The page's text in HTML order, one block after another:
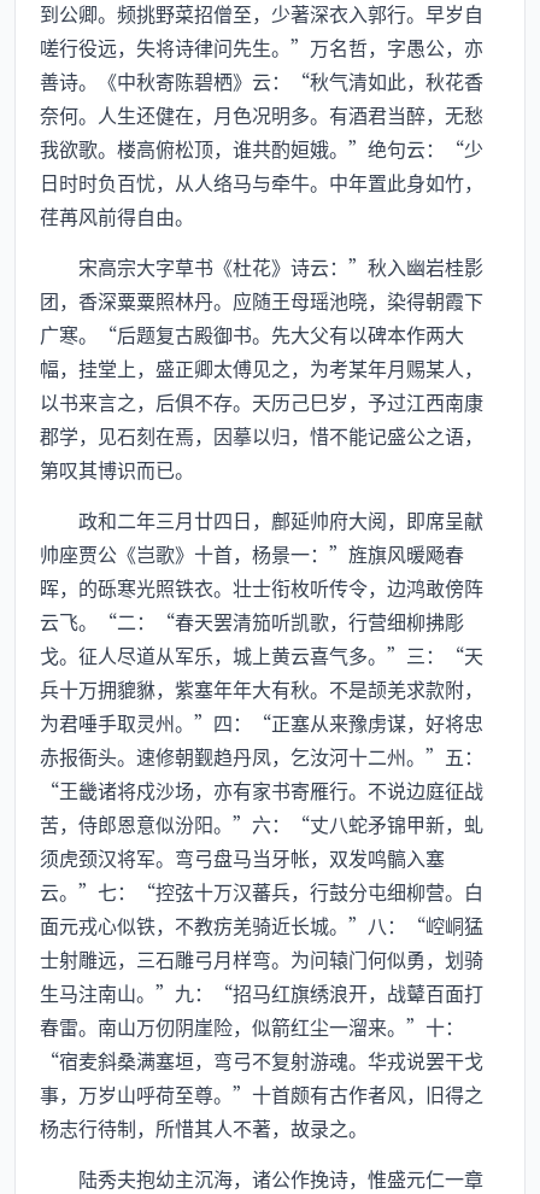
到公卿。频挑野菜招僧至，少著深衣入郭行。早岁自
嗟行役远，失将诗律问先生。”万名哲，字愚公，亦
善诗。《中秋寄陈碧栖》云：“秋气清如此，秋花香
奈何。人生还健在，月色况明多。有酒君当醉，无愁
我欲歌。楼高俯松顶，谁共酌姮娥。”绝句云：“少
日时时负百忧，从人络马与牵牛。中年置此身如竹，
荏苒风前得自由。
宋高宗大字草书《杜花》诗云：”秋入幽岩桂影
团，香深粟粟照林丹。应随王母瑶池晓，染得朝霞下
广寒。“后题复古殿御书。先大父有以碑本作两大
幅，挂堂上，盛正卿太傅见之，为考某年月赐某人，
以书来言之，后俱不存。天历己巳岁，予过江西南康
郡学，见石刻在焉，因摹以归，惜不能记盛公之语，
第叹其博识而已。
政和二年三月廿四日，鄜延帅府大阅，即席呈献
帅座贾公《岂歌》十首，杨景一：”旌旗风暖飏春
晖，的砾寒光照铁衣。壮士衔枚听传令，边鸿敢傍阵
云飞。“二：“春天罢清笳听凯歌，行营细柳拂彫
戈。征人尽道从军乐，城上黄云喜气多。”三：“天
兵十万拥貔貅，紫塞年年大有秋。不是颉羌求款附，
为君唾手取灵州。”四：“正塞从来豫虏谋，好将忠
赤报衙头。速修朝觐趋丹凤，乞汝河十二州。”五：
“王畿诸将戍沙场，亦有家书寄雁行。不说边庭征战
苦，侍郎恩意似汾阳。”六：“丈八蛇矛锦甲新，虬
须虎颈汉将军。弯弓盘马当牙帐，双发鸣髇入塞
云。”七：“控弦十万汉蕃兵，行鼓分屯细柳营。白
面元戎心似铁，不教疠羌骑近长城。”八：“崆峒猛
士射雕远，三石雕弓月样弯。为问辕门何似勇，划骑
生马注南山。”九：“招马红旗绣浪开，战鼙百面打
春雷。南山万仞阴崖险，似箭红尘一溜来。”十：
“宿麦斜桑满塞垣，弯弓不复射游魂。华戎说罢干戈
事，万岁山呼荷至尊。”十首颇有古作者风，旧得之
杨志行待制，所惜其人不著，故录之。
陆秀夫抱幼主沉海，诸公作挽诗，惟盛元仁一章